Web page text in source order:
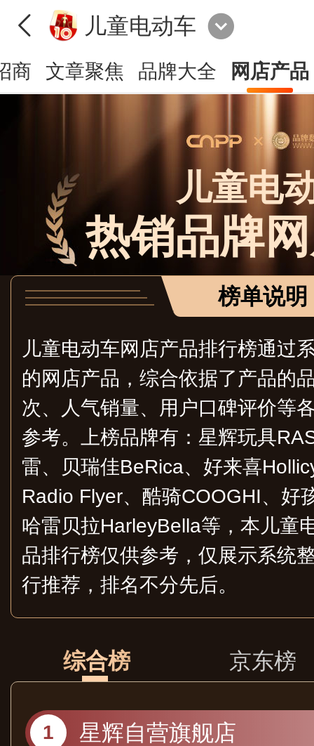
儿童电动车
商 文章聚焦 品牌大全 网店产品
儿童电
热销品牌
榜单说明
儿童电动车网店产品排行榜通过
的网店产品，综合依据了产品的
次、人气销量、用户口碑评价等
参考。上榜品牌有：星辉玩具
雷、贝瑞佳BeRica、好来喜
Radio Flyer、酷骑COOGHI、好
哈雷贝拉HarleyBella等，本儿童
品排行榜仅供参考，仅展示系统
行推荐，排名不分先后。
综合榜 京东榜
星辉自营旗舰店